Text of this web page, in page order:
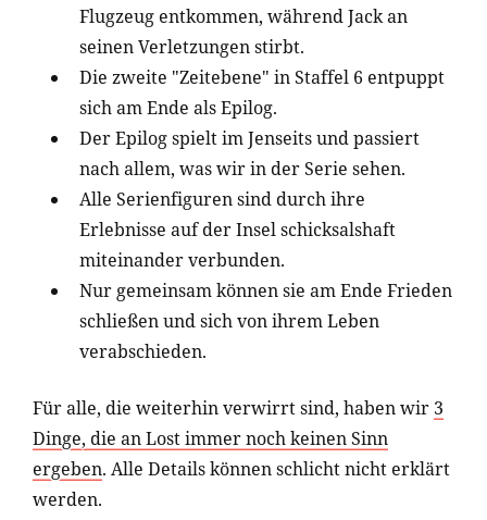
Flugzeug entkommen, während Jack an
seinen Verletzungen stirbt.
Die zweite "Zeitebene" in Staffel 6 entpuppt
sich am Ende als Epilog.
Der Epilog spielt im Jenseits und passiert
nach allem, was wir in der Serie sehen.
Alle Serienfiguren sind durch ihre
Erlebnisse auf der Insel schicksalshaft
miteinander verbunden.
Nur gemeinsam können sie am Ende Frieden
schließen und sich von ihrem Leben
verabschieden.
Für alle, die weiterhin verwirrt sind, haben wir 3
Dinge, die an Lost immer noch keinen Sinn
ergeben. Alle Details können schlicht nicht erklärt
werden.